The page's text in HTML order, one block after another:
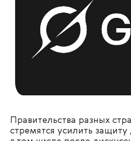
Правительства разных
стремятся усилить защиту